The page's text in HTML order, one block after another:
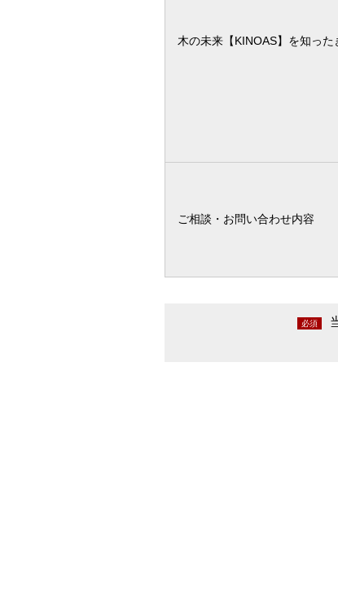
木の未来【KINOAS】を知った
ご相談・お問い合わせ内容
必須